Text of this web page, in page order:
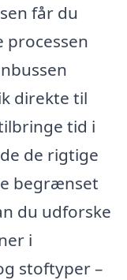
får du
processen
direkte til
tid i
de rigtige
begrænset
du udforske
i
stoftyper –